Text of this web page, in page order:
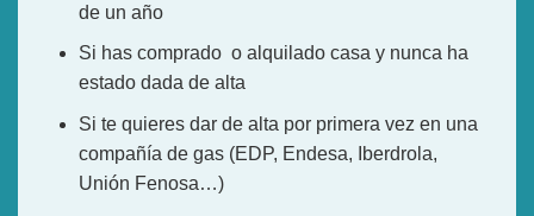
de un año
Si has comprado o alquilado casa y nunca ha
estado dada de alta
Si te quieres dar de alta por primera vez en una
compañía de gas (EDP, Endesa, Iberdrola,
Unión Fenosa…)